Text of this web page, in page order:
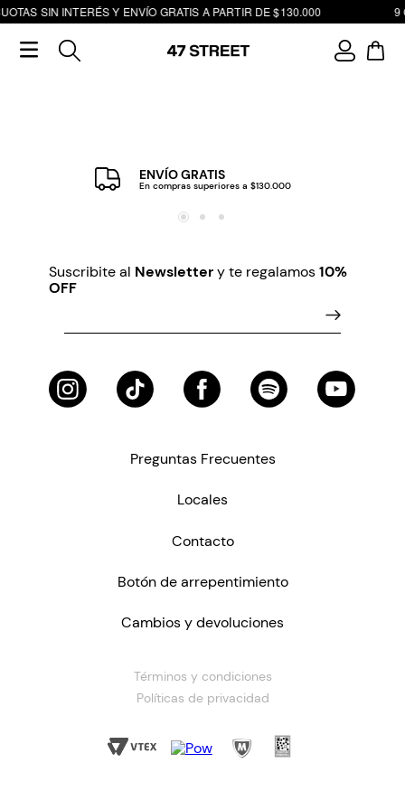
SIN INTERÉS Y ENVÍO GRATIS A PARTIR DE $130.000 9
ENVÍO GRATIS
En compras superiores a $130.000
Suscribite al Newslettery te regalamos10%
OFF
Preguntas Frecuentes
Locales
Contacto
Botón de arrepentimiento
Cambios y devoluciones
Términos y condiciones
Políticas de privacidad